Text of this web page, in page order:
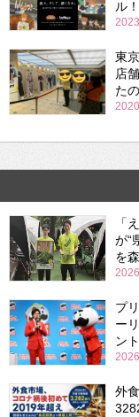
ル！
東
店
た
「
が“
を
プ
ー
ン
外